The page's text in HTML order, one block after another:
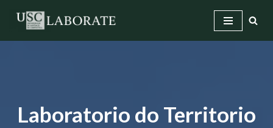
Saltar
Laboratorio do Territorio